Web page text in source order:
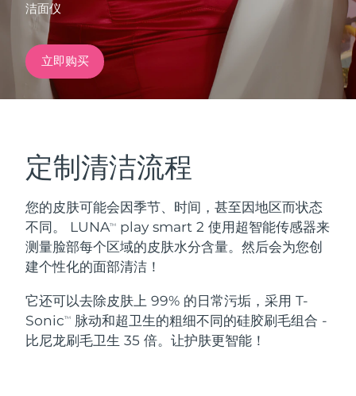
洁面仪
立即购买
定制清洁流程
您的皮肤可能会因季节、时间，甚至因地区而状态
不同。 LUNATM
play smart 2 使用超智能传感器来
测量脸部每个区域的皮肤水分含量。然后会为您创
建个性化的面部清洁！
它还可以去除皮肤上 99% 的日常污垢，采用 T-
SonicTM
脉动和超卫生的粗细不同的硅胶刷毛组合 -
比尼龙刷毛卫生 35 倍。让护肤更智能！
红光疗法
面部清洁
LUNA™ 4 套装
Anti-aging massage
LUNA™ 4 Plus
紧致提拉
BEAR™ 2 套装
Microcurrent toning
BEAR™ 2 go
补水保湿
UFO™ 3 套装
口腔护理
issa™ 4
德国 预计送达日期
加拿大
奥地利
比利时 预计送达日期8/9/26
百慕大
波斯尼亚和黑塞哥维那 预计送达日期 8/12/26
文莱 预计送达日期